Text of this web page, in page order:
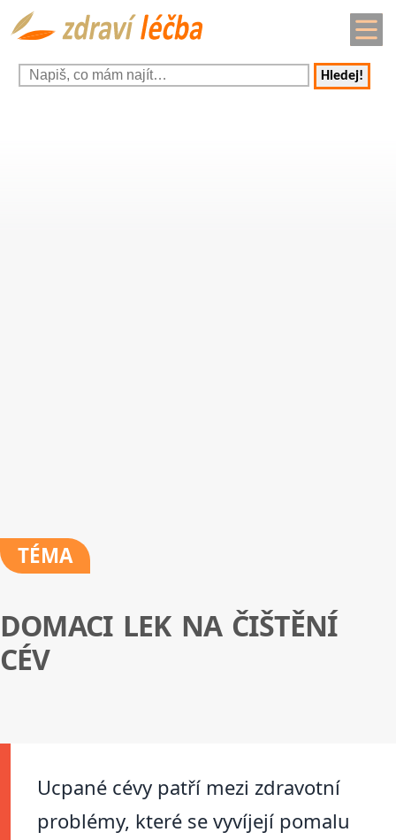
Hledej!
TÉMA
DOMACI LEK NA ČIŠTĚNÍ
CÉV
Ucpané cévy patří mezi zdravotní
problémy, které se vyvíjejí pomalu